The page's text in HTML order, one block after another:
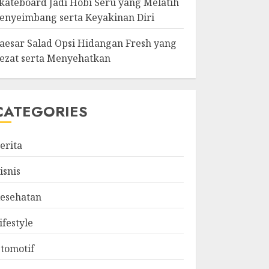
serta Keyakinan Diri
Salad Opsi Hidangan Fresh yang
serta Menyehatkan